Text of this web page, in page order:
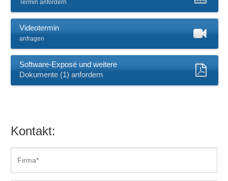
Termin anfordern
Videotermin
anfragen
Software-Exposé und weitere
Dokumente (1) anfordern
Kontakt: